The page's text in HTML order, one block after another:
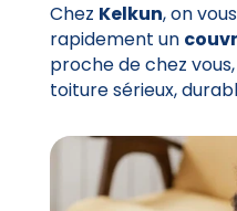
Chez Kelkun, on
rapidement un
proche de chez
toiture sérieux,